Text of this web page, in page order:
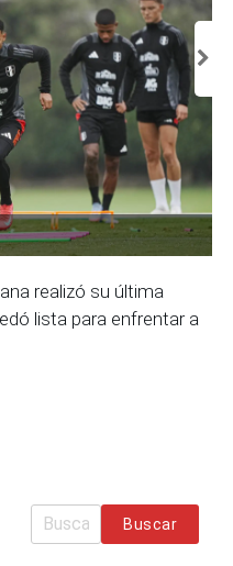
realizó su última
lista para enfrentar a
Buscar